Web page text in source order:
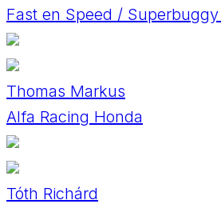
Fast en Speed /
Thomas Markus
Alfa Racing Honda
Tóth Richárd